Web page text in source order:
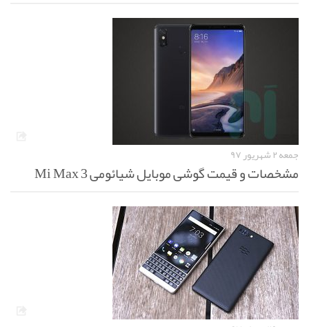
جمعه ۲ شهریور ۹۷
مشخصات و قیمت گوشی موبایل شیائومی Mi Max 3